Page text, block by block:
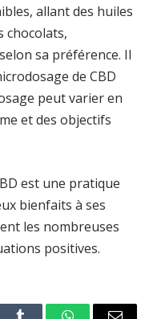
allant des huiles
chocolats,
sa préférence. Il
de CBD
peut varier en
et des objectifs
est une pratique
bienfaits à ses
les nombreuses
positives.